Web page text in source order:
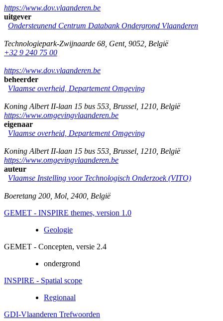
https://www.dov.vlaanderen.be
uitgever
Ondersteunend Centrum Databank Ondergrond Vlaanderen
Technologiepark-Zwijnaarde 68 Gent, 9052 België
+32 9 240 75 00
https://www.dov.vlaanderen.be
beheerder
Vlaamse overheid, Departement Omgeving
Koning Albert II-laan 15 bus 553 Brussel 1210 België
https://www.omgevingvlaanderen.be
eigenaar
Vlaamse overheid, Departement Omgeving
Koning Albert II-laan 15 bus 553 Brussel 1210 België
https://www.omgevingvlaanderen.be
auteur
Vlaamse Instelling voor Technologisch Onderzoek (VITO)
Boeretang 200 Mol 2400 België
GEMET - INSPIRE themes, version 1.0
Geologie
GEMET - Concepten, versie 2.4
ondergrond
INSPIRE - Spatial scope
Regionaal
GDI-Vlaanderen Trefwoorden